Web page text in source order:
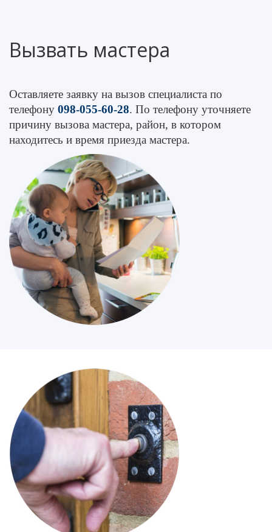
Вызвать мастера
Оставляете заявку на вызов специалиста по
телефону 098-055-60-28. По телефону уточняете
причину вызова мастера, район, в котором
находитесь и время приезда мастера.